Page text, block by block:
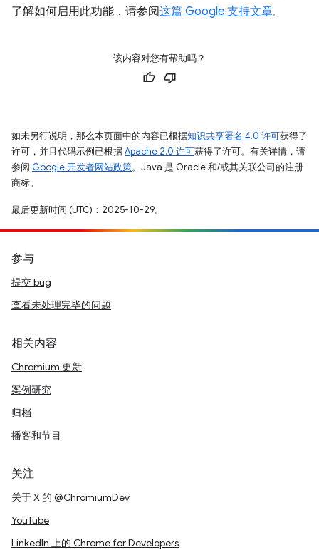
了解如何启用此功能，请参阅这篇 Google 支持文章。
该内容对您有帮助吗？
如未另行说明，那么本页面中的内容已根据知识共享署名 4.0 许可获得了
许可，并且代码示例已根据Apache 2.0 许可获得了许可。有关详情，请
参阅 Google 开发者网站政策。Java 是 Oracle 和/或其关联公司的注册
商标。
最后更新时间 (UTC)：2025-10-29。
参与
提交 bug
查看未处理完毕的问题
相关内容
Chromium 更新
案例研究
归档
播客和节目
关注
关于 X 的 @ChromiumDev
YouTube
LinkedIn 上的 Chrome for Developers